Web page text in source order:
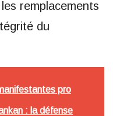
remplacements
du
pro
: la défense